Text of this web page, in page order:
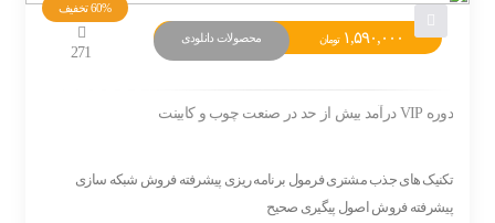
60% تخفیف
۱,۵۹۰,۰۰۰ تومان محصولات دانلودی
271
دوره VIP درآمد بیش از حد در صنعت چوب و کابینت
تکنیک های جذب مشتری فرمول برنامه ریزی پیشرفته فروش شبکه سازی
پیشرفته فروش اصول پیگیری صحیح